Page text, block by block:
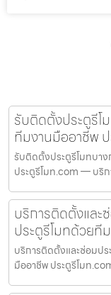
รับติดตั้งประตูรีโ
ทีมงานมืออาชีพ
รับติดตั้งประตูรีโมทบา
ประตูรีโมท.com — บริ
บริการติดตั้งแล
ประตูรีโมทด้วยที
บริการติดตั้งและซ่อมป
มืออาชีพ ประตูรีโมท